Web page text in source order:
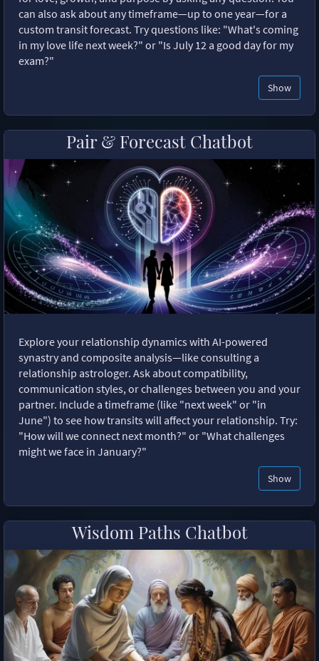
can also ask about any timeframe—up to one year—for a
custom transit forecast. Try questions like: "What's coming
in my love life next week?" or "Is July 12 a good day for my
exam?"
Show
Pair & Forecast Chatbot
Explore your relationship dynamics with AI-powered
synastry and composite analysis—like consulting a
relationship astrologer. Ask about compatibility,
communication styles, or challenges between you and your
partner. Include a timeframe (like "next week" or "in
June") to see how transits will affect your relationship. Try:
"How will we connect next month?" or "What challenges
might we face in January?"
Show
Wisdom Paths Chatbot